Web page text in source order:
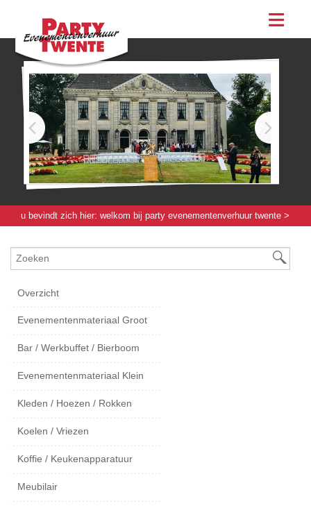
assortiment
evenementen
feesten
bestellen
contact
u bevindt zich hier: welkom bij party evenementenverhuur twente >
Overzicht
Evenementenmateriaal Groot
Bar / Werkbuffet / Bierboom
Evenementenmateriaal Klein
Kleden / Hoezen / Rokken
Koelen / Vriezen
Koffie / Keukenapparatuur
Meubilair